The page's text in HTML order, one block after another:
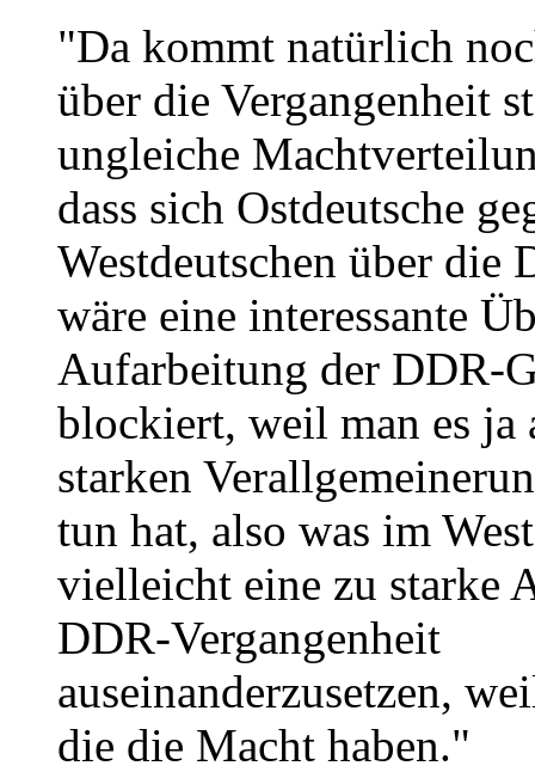
"Da kommt natürlich
über die Vergangenheit
ungleiche
dass sich Ostdeutsche
Westdeutschen über die
wäre eine interessante
Aufarbeitung der DDR-
blockiert, weil man es ja
starken
tun hat, also was im
vielleicht eine zu starke
DDR-Vergangenheit
auseinanderzusetzen,
die die Macht haben."